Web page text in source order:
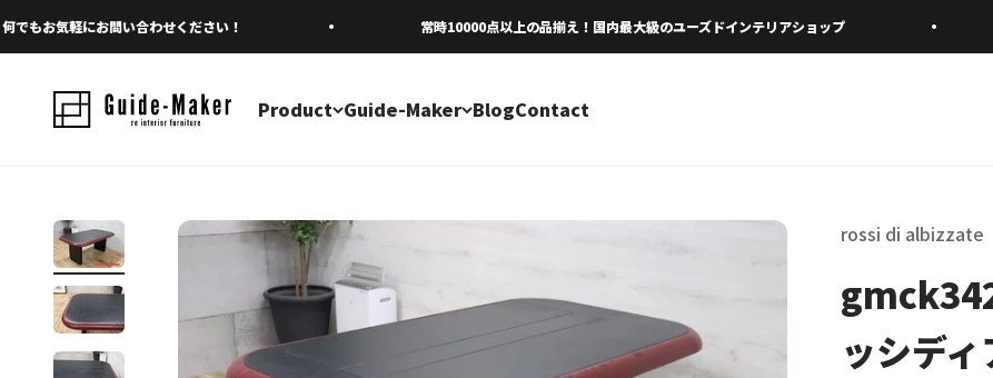
お気軽にお問い合わせください！ 常時10000点以上の品揃え！国内最大級のユーズドインテリアショップ
Product Guide-Maker BlogContact
rossi di albizzate
ッシデ